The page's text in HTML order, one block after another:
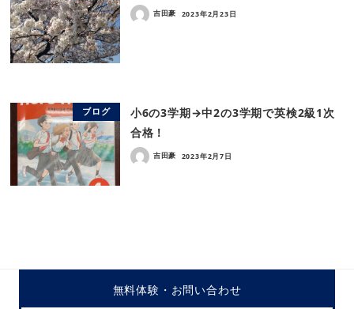
吉田豪 2023年2月23日
ブログ
小6の3学期→中2の3学期で英検2級1次
合格！
吉田豪 2023年2月7日
無料体験・ お問い合わせ